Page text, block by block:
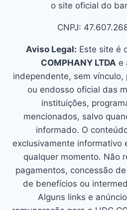
o site oficial do
CNPJ:
Aviso Legal: Este site é
COMPHANY LTDAe
independente, sem
ou endosso oficial das
instituições,
mencionados, salvo
informado. O
exclusivamente informativo
qualquer momento. Não
pagamentos, concessão
de benefícios ou
Alguns links e